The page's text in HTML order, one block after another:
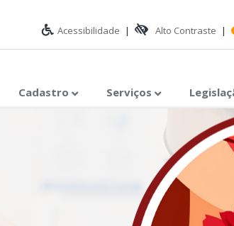
Acessibilidade | Alto Contraste |
Cadastro Serviços